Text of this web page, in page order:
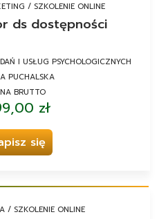
/ SZKOLENIE ONLINE
ds dostępności
I USŁUG PSYCHOLOGICZNYCH
PUCHALSKA
BRUTTO
zł
się
/ SZKOLENIE ONLINE